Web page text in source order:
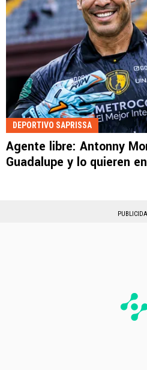
DEPORTIVO SAPRISSA
Agente libre: Antonny
Guadalupe y lo quieren